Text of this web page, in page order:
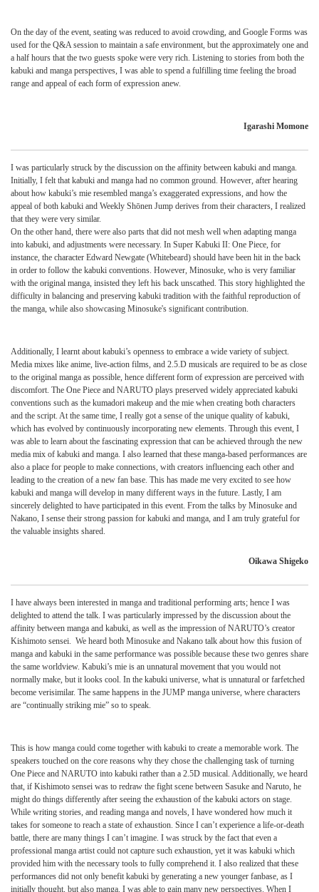
On the day of the event, seating was reduced to avoid crowding, and Google Forms was
used for the Q&A session to maintain a safe environment, but the approximately one and
a half hours that the two guests spoke were very rich. Listening to stories from both the
kabuki and manga perspectives, I was able to spend a fulfilling time feeling the broad
range and appeal of each form of expression anew.
Igarashi Momone
I was particularly struck by the discussion on the affinity between kabuki and manga.
Initially, I felt that kabuki and manga had no common ground. However, after hearing
about how kabuki’s mie resembled manga’s exaggerated expressions, and how the
appeal of both kabuki and Weekly Shōnen Jump derives from their characters, I realized
that they were very similar.
On the other hand, there were also parts that did not mesh well when adapting manga
into kabuki, and adjustments were necessary. In Super Kabuki II: One Piece, for
instance, the character Edward Newgate (Whitebeard) should have been hit in the back
in order to follow the kabuki conventions. However, Minosuke, who is very familiar
with the original manga, insisted they left his back unscathed. This story highlighted the
difficulty in balancing and preserving kabuki tradition with the faithful reproduction of
the manga, while also showcasing Minosuke's significant contribution.
Additionally, I learnt about kabuki’s openness to embrace a wide variety of subject.
Media mixes like anime, live-action films, and 2.5.D musicals are required to be as close
to the original manga as possible, hence different form of expression are perceived with
discomfort. The One Piece and NARUTO plays preserved widely appreciated kabuki
conventions such as the kumadori makeup and the mie when creating both characters
and the script. At the same time, I really got a sense of the unique quality of kabuki,
which has evolved by continuously incorporating new elements. Through this event, I
was able to learn about the fascinating expression that can be achieved through the new
media mix of kabuki and manga. I also learned that these manga-based performances are
also a place for people to make connections, with creators influencing each other and
leading to the creation of a new fan base. This has made me very excited to see how
kabuki and manga will develop in many different ways in the future. Lastly, I am
sincerely delighted to have participated in this event. From the talks by Minosuke and
Nakano, I sense their strong passion for kabuki and manga, and I am truly grateful for
the valuable insights shared.
Oikawa Shigeko
I have always been interested in manga and traditional performing arts; hence I was
delighted to attend the talk. I was particularly impressed by the discussion about the
affinity between manga and kabuki, as well as the impression of NARUTO’s creator
Kishimoto sensei. We heard both Minosuke and Nakano talk about how this fusion of
manga and kabuki in the same performance was possible because these two genres share
the same worldview. Kabuki’s mie is an unnatural movement that you would not
normally make, but it looks cool. In the kabuki universe, what is unnatural or farfetched
become verisimilar. The same happens in the JUMP manga universe, where characters
are “continually striking mie” so to speak.
This is how manga could come together with kabuki to create a memorable work. The
speakers touched on the core reasons why they chose the challenging task of turning
One Piece and NARUTO into kabuki rather than a 2.5D musical. Additionally, we heard
that, if Kishimoto sensei was to redraw the fight scene between Sasuke and Naruto, he
might do things differently after seeing the exhaustion of the kabuki actors on stage.
While writing stories, and reading manga and novels, I have wondered how much it
takes for someone to reach a state of exhaustion. Since I can’t experience a life-or-death
battle, there are many things I can’t imagine. I was struck by the fact that even a
professional manga artist could not capture such exhaustion, yet it was kabuki which
provided him with the necessary tools to fully comprehend it. I also realized that these
performances did not only benefit kabuki by generating a new younger fanbase, as I
initially thought, but also manga. I was able to gain many new perspectives. When I